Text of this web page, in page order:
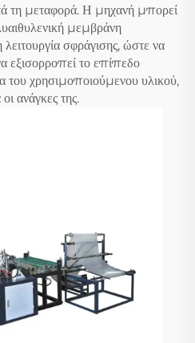
τη μεταφορά. Η μηχανή μπορεί
μεμβράνη
σφράγισης, ώστε να
εξισορροπεί το επίπεδο
του χρησιμοποιούμενου υλικού,
ανάγκες της.